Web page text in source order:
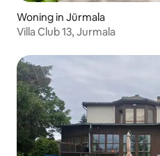
Woning in Jūrmala
Villa Club 13, Jurmala